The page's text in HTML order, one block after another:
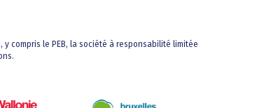
compris le PEB, la société à responsabilité limitée